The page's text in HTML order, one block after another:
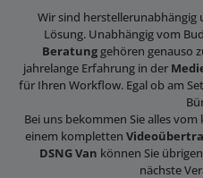
Wir sind
Lösung. Unabhängig vom
Beratunggehören genauso
jahrelange Erfahrung in der
für Ihren Workflow. Egal ob am
Bei uns bekommen Sie alles vom
einem kompletten
DSNG Van können Sie
nächste